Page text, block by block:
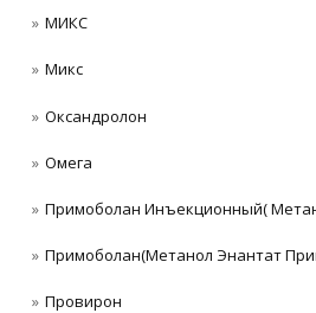
МИКС
Микс
Оксандролон
Омега
Примоболан Инъекционный(
Примоболан(Метанол Энантат
Провирон